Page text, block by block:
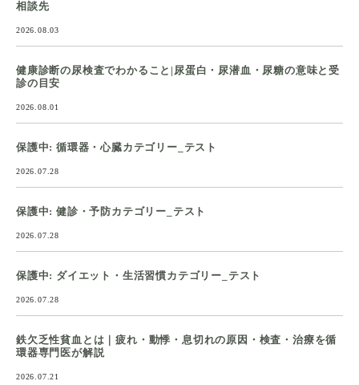
相談先
2026.08.03
健康診断の尿検査でわかること|尿蛋白・尿潜血・尿糖の意味と受
診の目安
2026.08.01
保護中: 循環器・心臓カテゴリー_テスト
2026.07.28
保護中: 健診・予防カテゴリー_テスト
2026.07.28
保護中: ダイエット・生活習慣カテゴリー_テスト
2026.07.28
鉄欠乏性貧血とは｜疲れ・動悸・息切れの原因・検査・治療を循
環器専門医が解説
2026.07.21